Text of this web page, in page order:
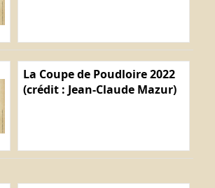
La Coupe de Poudloire 2022
(crédit : Jean-Claude Mazur)